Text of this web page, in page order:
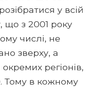
у всій
що з 2001 року
числі, не
зверху, а
регіонів,
Тому в кожному